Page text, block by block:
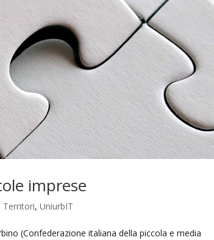
imprese
, UniurbIT
(Confederazione italiana della piccola e media